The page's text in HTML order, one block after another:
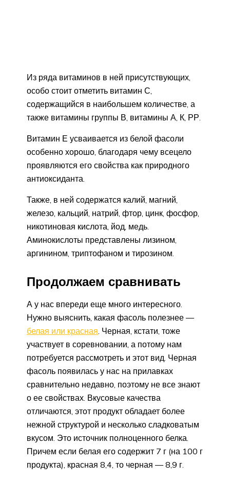
Из ряда витаминов в ней присутствующих,
особо стоит отметить витамин С,
содержащийся в наибольшем количестве, а
также витамины группы В, витамины А, К, РР.
Витамин Е усваивается из белой фасоли
особенно хорошо, благодаря чему всецело
проявляются его свойства как природного
антиоксиданта.
Также, в ней содержатся калий, магний,
железо, кальций, натрий, фтор, цинк, фосфор,
никотиновая кислота, йод, медь.
Аминокислоты представлены лизином,
аргинином, триптофаном и тирозином.
Продолжаем сравнивать
А у нас впереди еще много интересного.
Нужно выяснить, какая фасоль полезнее —
белая или красная. Черная, кстати, тоже
участвует в соревновании, а потому нам
потребуется рассмотреть и этот вид. Черная
фасоль появилась у нас на прилавках
сравнительно недавно, поэтому не все знают
о ее свойствах. Вкусовые качества
отличаются, этот продукт обладает более
нежной структурой и несколько сладковатым
вкусом. Это источник полноценного белка.
Причем если белая его содержит 7 г (на 100 г
продукта), красная 8,4, то черная — 8,9 г.